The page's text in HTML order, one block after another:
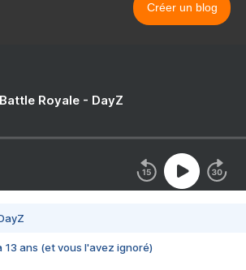
Créer un blog
Royale - DayZ
13 ans (et vous l'avez ignoré)